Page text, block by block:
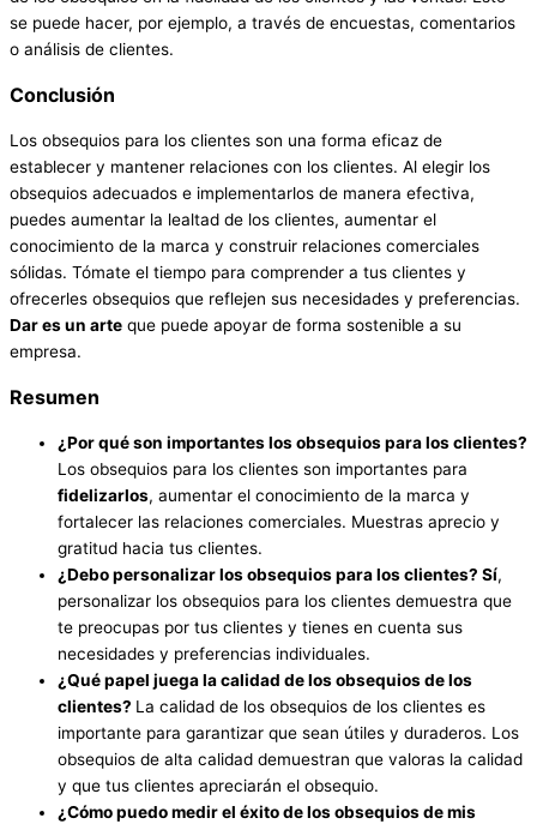
se puede hacer, por ejemplo, a través de encuestas, comentarios
o análisis de clientes.
Conclusión
Los obsequios para los clientes son una forma eficaz de
establecer y mantener relaciones con los clientes. Al elegir los
obsequios adecuados e implementarlos de manera efectiva,
puedes aumentar la lealtad de los clientes, aumentar el
conocimiento de la marca y construir relaciones comerciales
sólidas. Tómate el tiempo para comprender a tus clientes y
ofrecerles obsequios que reflejen sus necesidades y preferencias.
Dar es un arte que puede apoyar de forma sostenible a su
empresa.
Resumen
¿Por qué son importantes los obsequios para los clientes?
Los obsequios para los clientes son importantes para
fidelizarlos, aumentar el conocimiento de la marca y
fortalecer las relaciones comerciales. Muestras aprecio y
gratitud hacia tus clientes.
¿Debo personalizar los obsequios para los clientes? Sí,
personalizar los obsequios para los clientes demuestra que
te preocupas por tus clientes y tienes en cuenta sus
necesidades y preferencias individuales.
¿Qué papel juega la calidad de los obsequios de los
clientes? La calidad de los obsequios de los clientes es
importante para garantizar que sean útiles y duraderos. Los
obsequios de alta calidad demuestran que valoras la calidad
y que tus clientes apreciarán el obsequio.
¿Cómo puedo medir el éxito de los obsequios de mis